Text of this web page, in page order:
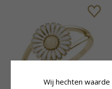
Wij hechten waarde